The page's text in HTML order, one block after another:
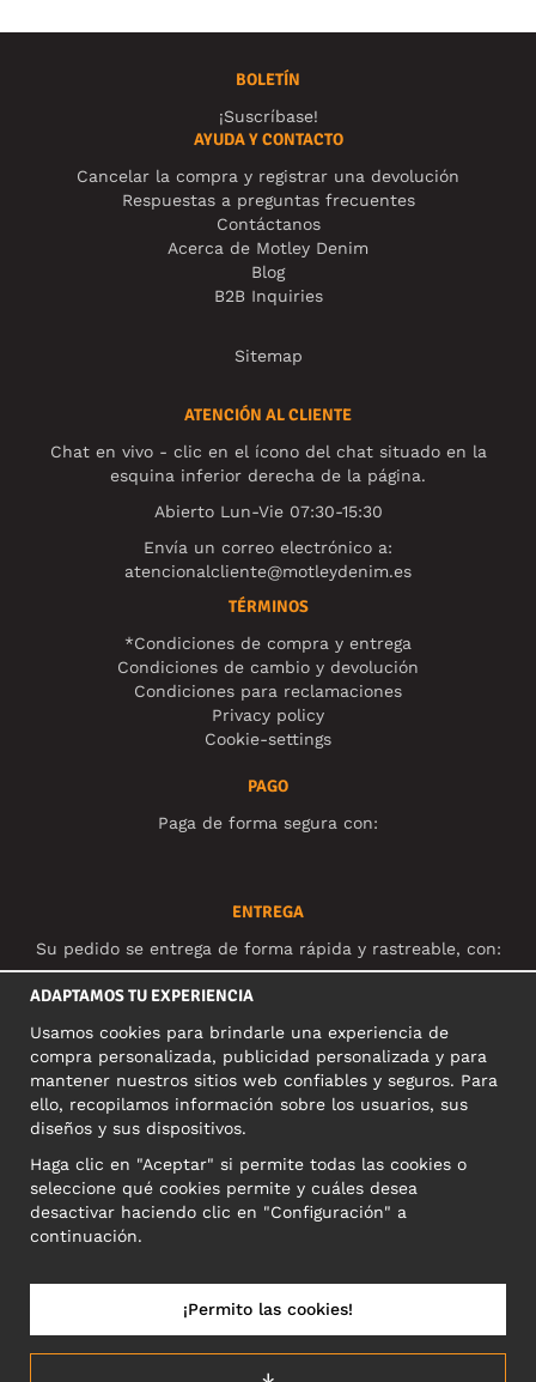
BOLETÍN
¡Suscríbase!
AYUDA Y CONTACTO
Cancelar la compra y registrar una devolución
Respuestas a preguntas frecuentes
Contáctanos
Acerca de Motley Denim
Blog
B2B Inquiries
Sitemap
ATENCIÓN AL CLIENTE
Chat en vivo - clic en el ícono del chat situado en la
esquina inferior derecha de la página.
Abierto Lun-Vie 07:30-15:30
Envía un correo electrónico a:
atencionalcliente@motleydenim.es
TÉRMINOS
*Condiciones de compra y entrega
Condiciones de cambio y devolución
Condiciones para reclamaciones
Privacy policy
Cookie-settings
PAGO
Paga de forma segura con:
ENTREGA
Su pedido se entrega de forma rápida y rastreable, con:
REDES SOCIALES
DIRECCIÓN COMERCIAL
Motley Denim Europe OÜ
Narva mnt 5, EE-10117 Tallinn
NB! Nevracajte výrobky na túto adresu!
ADAPTAMOS TU EXPERIENCIA
Usamos cookies para brindarle una experiencia de
compra personalizada, publicidad personalizada y para
mantener nuestros sitios web confiables y seguros. Para
ello, recopilamos información sobre los usuarios, sus
diseños y sus dispositivos.
Haga clic en "Aceptar" si permite todas las cookies o
seleccione qué cookies permite y cuáles desea
desactivar haciendo clic en "Configuración" a
continuación.
¡Permito las cookies!